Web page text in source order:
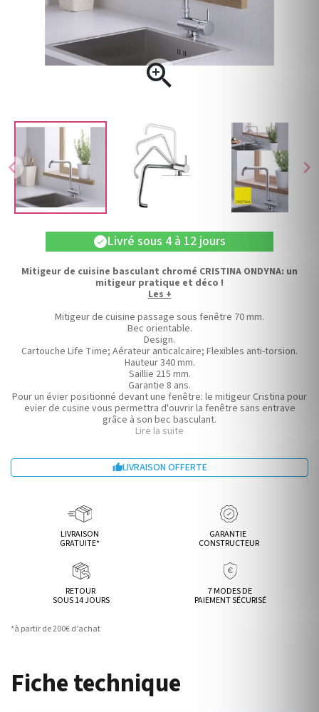
chevron_left chevron_right

check Livré sous 4 à 12 jours
Mitigeur de cuisine basculant chromé CRISTINA ONDYNA: un
mitigeur pratique et déco !
Les +
Mitigeur de cuisine passage sous fenêtre 70 mm.
Bec orientable.
Design.
Cartouche Life Time; Aérateur anticalcaire; Flexibles anti-torsion.
Hauteur 340 mm.
Saillie 215 mm.
Garantie 8 ans.
Pour un évier positionné devant une fenêtre: le mitigeur Cristina pour
evier de cusine vous permettra d'ouvrir la fenêtre sans entrave
grâce à son bec basculant.
Installation fonctionnelle.
Lire la suite
LIVRAISON OFFERTE
LIVRAISON
GRATUITE*
GARANTIE
CONSTRUCTEUR
RETOUR
SOUS 14 JOURS
7 MODES DE
PAIEMENT SÉCURISÉ
*à partir de 200€ d’achat
Fiche technique